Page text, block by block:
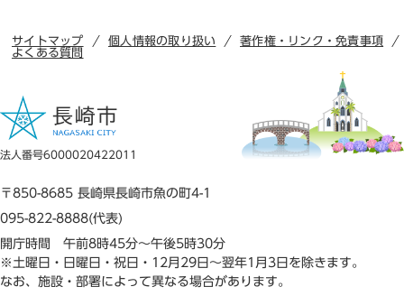
サイトマップ 個人情報の取り扱い
著作権・リンク・免責事項
よくある質問
法人番号6000020422011
〒850-8685 長崎県長崎市魚の町4-1
095-822-8888(代表)
開庁時間 午前8時45分～午後5時30分
※土曜日・日曜日・祝日・12月29日～翌年1月3日を除きます。
なお、施設・部署によって異なる場合があります。